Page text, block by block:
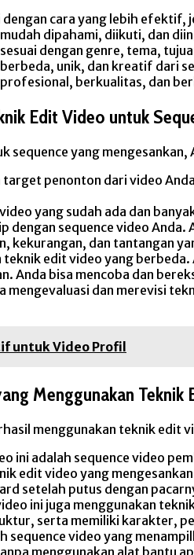
cara yang lebih efektif,
dipahami, diikuti, dan
dengan genre, tema,
unik, dan kreatif dari
berkualitas, dan
Edit Video untuk
sequence yang
penonton dari video
yang sudah ada dan
sequence video
kekurangan, dan tantangan
edit video yang
Anda bisa mencoba dan
mengevaluasi dan merevisi
untuk Video Profil
Menggunakan Teknik
menggunakan teknik edit
ini adalah sequence video
edit video yang
setelah putus dengan
ini juga menggunakan
serta memiliki karakter,
sequence video yang
menggunakan alat bantu